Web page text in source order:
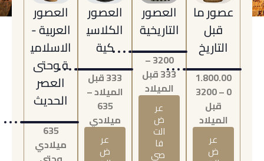
عصور ما
قبل
التاريخ
1.800.00
0 – 3200
قبل
الميلاد
عر
ض
العصور
التاريخية
3200 –
333 قبل
الميلاد
عر
ض
الت
فا
صي
العصور
الكلاسي
كية
333 قبل
الميلاد –
635
ميلادي
عر
ض
العصور
العربية -
الاسلامي
ة وحتى
العصر
الحديث
635
ميلادي